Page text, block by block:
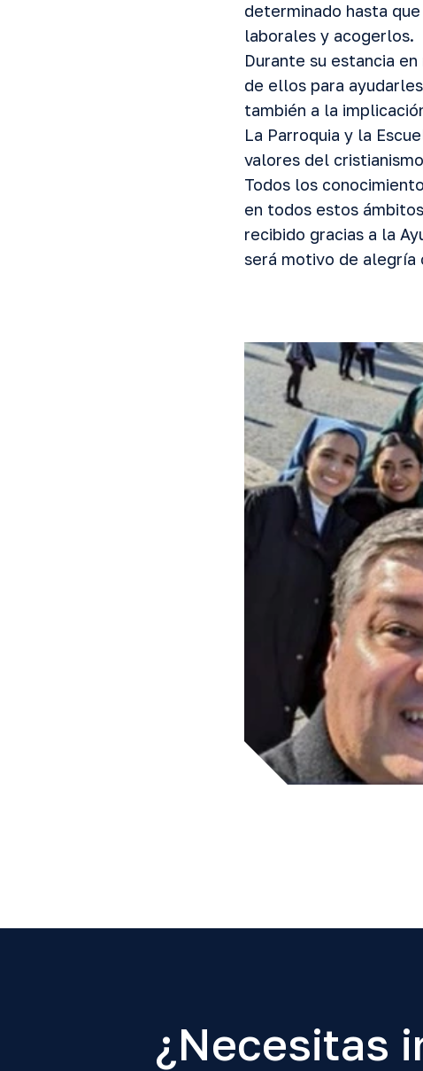
determinado hasta
laborales y acogerlos.
Durante su estancia
de ellos para
también a la
La Parroquia y la
valores del
Todos los
en todos estos
recibido gracias a la
será motivo de alegría
¿Necesitas